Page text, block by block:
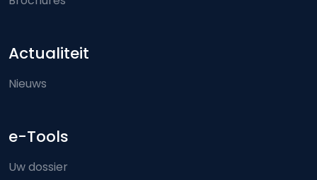
Actualiteit
Nieuws
e-Tools
Uw dossier